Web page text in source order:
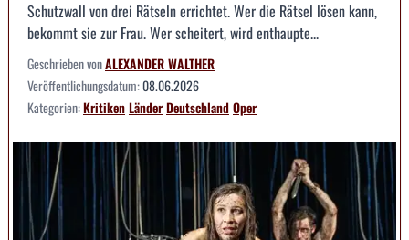
Schutzwall von drei Rätseln errichtet. Wer die Rätsel lösen kann,
bekommt sie zur Frau. Wer scheitert, wird enthaupte...
Geschrieben vonALEXANDER WALTHER
Veröffentlichungsdatum:08.06.2026
Kategorien:KritikenLänderDeutschlandOper